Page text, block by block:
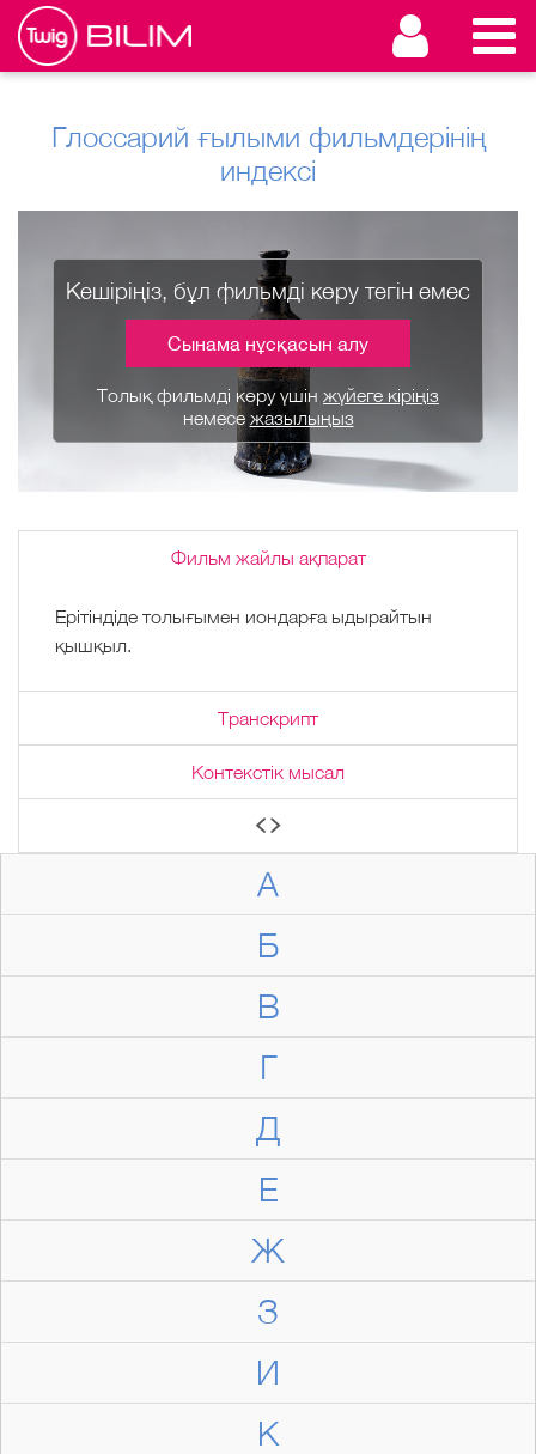
Глоссарий ғылыми фильмдерінің
индексі
А
Б
В
Г
Д
Е
Ж
З
И
К
Кешіріңіз, бұл фильмді көру тегін емес
Сынама нұсқасын алу
Толық фильмді көру үшін жүйеге кіріңіз
немесе жазылыңыз
Фильм жайлы ақпарат
Ерітіндіде толығымен иондарға ыдырайтын
қышқыл.
Транскрипт
Контекстік мысал